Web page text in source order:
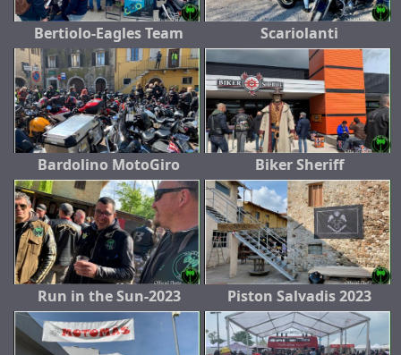
Bertiolo-Eagles Team Scariolanti
Bardolino MotoGiro Biker Sheriff
Run in the Sun-2023 Piston Salvadis 2023